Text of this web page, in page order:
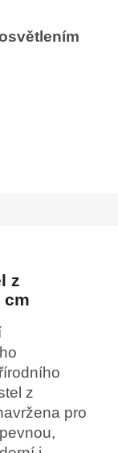
z
cm
z
pro